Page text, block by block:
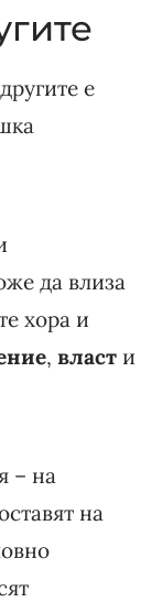
е
да влиза
хора и
,власт и
– на
на